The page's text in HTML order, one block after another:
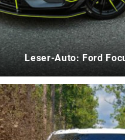
Leser-Auto: Ford